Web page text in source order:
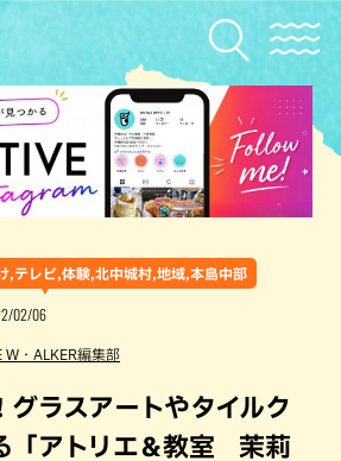
,テレビ,体験,北中城村,地域,本島中部
02/06
W・ALKER編集部
グラスアートやタイルク
「アトリエ＆教室 茉莉